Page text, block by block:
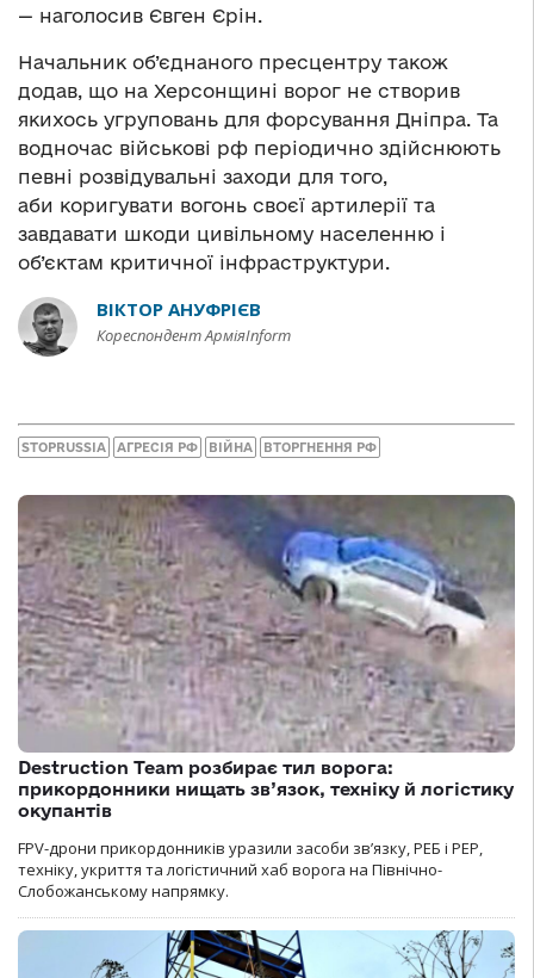
— наголосив Євген Єрін.
Начальник об’єднаного пресцентру також
додав, що на Херсонщині ворог не створив
якихось угруповань для форсування Дніпра. Та
водночас військові рф періодично здійснюють
певні розвідувальні заходи для того,
аби коригувати вогонь своєї артилерії та
завдавати шкоди цивільному населенню і
об’єктам критичної інфраструктури.
ВІКТОР АНУФРІЄВ
Кореспондент АрміяInform
STOPRUSSIA АГРЕСІЯ РФ ВІЙНА ВТОРГНЕННЯ РФ
Destruction Team розбирає тил ворога:
прикордонники нищать зв’язок, техніку й логістику
окупантів
FPV-дрони прикордонників уразили засоби зв’язку, РЕБ і РЕР,
техніку, укриття та логістичний хаб ворога на Північно-
Слобожанському напрямку.